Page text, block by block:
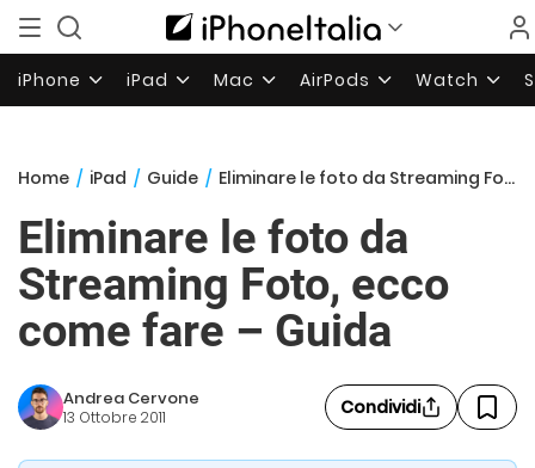
iPhone iPad Mac AirPods Watch
Home / iPad / Guide / Eliminare le foto da Streaming Foto, ecco come fare – Guida
Eliminare le foto da
Streaming Foto, ecco
come fare – Guida
Andrea Cervone
13 Ottobre 2011 Condividi